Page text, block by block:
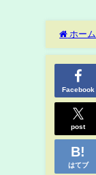
ホーム
Facebook
post
はてブ